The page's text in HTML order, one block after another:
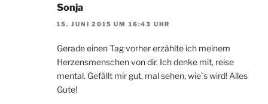
Sonja
15. JUNI 2015 UM 16:43 UHR
Gerade einen Tag vorher erzählte ich meinem
Herzensmenschen von dir. Ich denke mit, reise
mental. Gefällt mir gut, mal sehen, wie`s wird! Alles
Gute!